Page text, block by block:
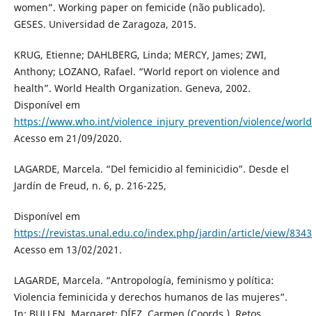
women”. Working paper on femicide (não publicado).
GESES. Universidad de Zaragoza, 2015.
KRUG, Etienne; DAHLBERG, Linda; MERCY, James; ZWI,
Anthony; LOZANO, Rafael. “World report on violence and
health”. World Health Organization. Geneva, 2002.
Disponível em
https://www.who.int/violence_injury_prevention/violence/
Acesso em 21/09/2020.
LAGARDE, Marcela. “Del femicidio al feminicidio”. Desde el
Jardín de Freud, n. 6, p. 216-225,
Disponível em
https://revistas.unal.edu.co/index.php/jardin/article/view/8343
Acesso em 13/02/2021.
LAGARDE, Marcela. “Antropología, feminismo y política:
Violencia feminicida y derechos humanos de las mujeres”.